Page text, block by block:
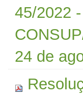
45/2022 -
24 de